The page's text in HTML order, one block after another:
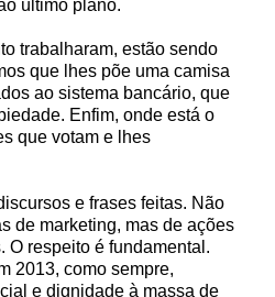
último plano.
trabalharam, estão sendo
que lhes põe uma camisa
ao sistema bancário, que
Enfim, onde está o
que votam e lhes
e frases feitas. Não
de marketing, mas de ações
O respeito é fundamental.
2013, como sempre,
e dignidade à massa de